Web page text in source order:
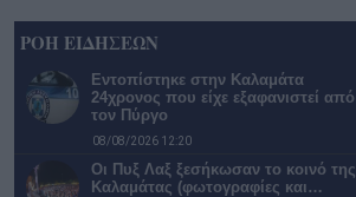
ΡΟΗ ΕΙΔΗΣΕΩΝ
Εντοπίστηκε στην Καλαμάτα
24χρονος που είχε εξαφανιστεί από
τον Πύργο
08/08/2026 12:20
Οι Πυξ Λαξ ξεσήκωσαν το κοινό της
Καλαμάτας (φωτογραφίες και…